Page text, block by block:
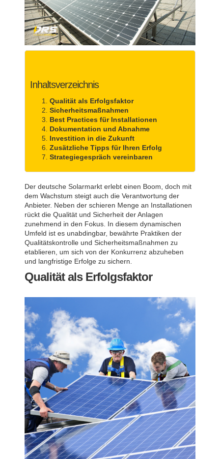
Inhaltsverzeichnis
Qualität als Erfolgsfaktor
Sicherheitsmaßnahmen
Best Practices für Installationen
Dokumentation und Abnahme
Investition in die Zukunft
Zusätzliche Tipps für Ihren Erfolg
Strategiegespräch vereinbaren
Der deutsche Solarmarkt erlebt einen Boom, doch mit
dem Wachstum steigt auch die Verantwortung der
Anbieter. Neben der schieren Menge an Installationen
rückt die Qualität und Sicherheit der Anlagen
zunehmend in den Fokus. In diesem dynamischen
Umfeld ist es unabdingbar, bewährte Praktiken der
Qualitätskontrolle und Sicherheitsmaßnahmen zu
etablieren, um sich von der Konkurrenz abzuheben
und langfristige Erfolge zu sichern.
Qualität als Erfolgsfaktor